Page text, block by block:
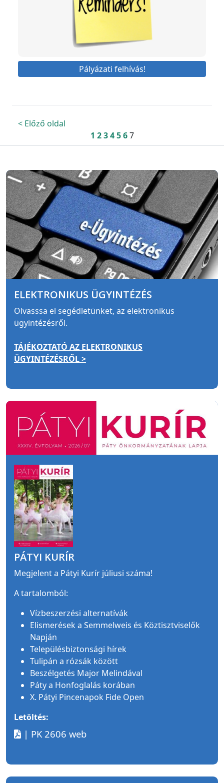
Pályázati felhívás!
< Előző oldal
1 2 3 4 5 6 7
ELEKTRONIKUS ÜGYINTÉZÉS
Olvasssa el segédletünket, az elektronikus
ügyintézésről.
TÁJÉKOZTATÓ AZ ELEKTRONIKUS
ÜGYINTÉZÉSRŐL >
PÁTYI KURÍR
Megjelent a Pátyi Kurír júliusi száma!
A tartalomból:
Vízbeszerzési alternatívák
Elismerések a Semmelweis és Köztisztviselők
Napján
Településbiztonsági hírek
Tulipán a rózsák között
Beszélgetés Major Melindával
Páty a Honfoglalás korában
X. Pátyi Pincenapok Fide Open
Letöltés:
| PK 2606 web